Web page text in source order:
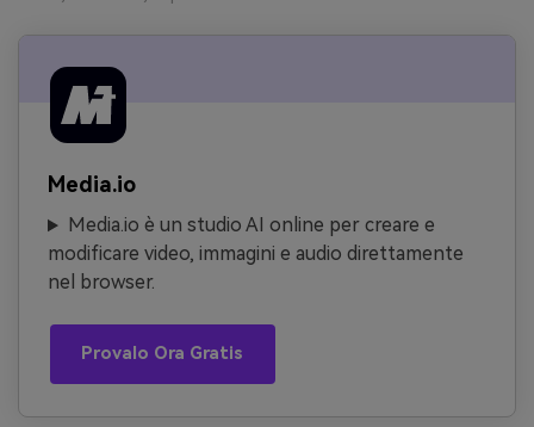
Media.io
Media.io è un studio AI online per creare e
modificare video, immagini e audio direttamente
nel browser.
Provalo Ora Gratis